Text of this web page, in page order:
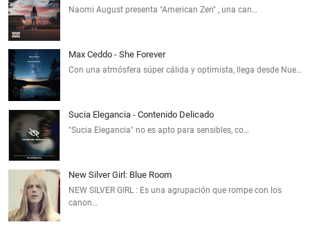
Naomi August presenta "American Zen" , una can…
Max Ceddo - She Forever
Con una atmósfera súper cálida y optimista, llega desde Nue…
Sucia Elegancia - Contenido Delicado
"Sucia Elegancia" no es apto para sensibles, co…
New Silver Girl: Blue Room
NEW SILVER GIRL : Es una agrupación que rompe con los
canon…